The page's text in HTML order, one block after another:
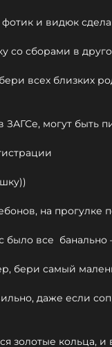
и видюк
со сборами в
всех близких
могут быть
на
все банально
бери самый
даже если
золотые кольца,